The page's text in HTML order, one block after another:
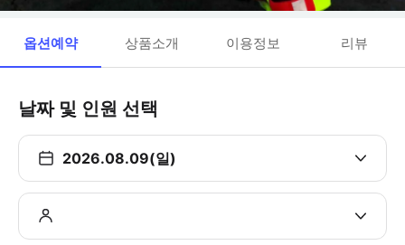
옵션예약 상품소개 이용정보 리뷰
날짜 및 인원 선택
2026.08.09(일)